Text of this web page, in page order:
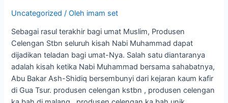
Uncategorized / Oleh imam set
Sebagai rasul terakhir bagi umat Muslim, Produsen
Celengan Stbn seluruh kisah Nabi Muhammad dapat
dijadikan teladan bagi umat-Nya. Salah satu diantaranya
adalah kisah ketika Nabi Muhammad bersama sahabatnya,
Abu Bakar Ash-Shidiq bersembunyi dari kejaran kaum kafir
di Gua Tsur. produsen celengan kstbn , produsen celengan
8864